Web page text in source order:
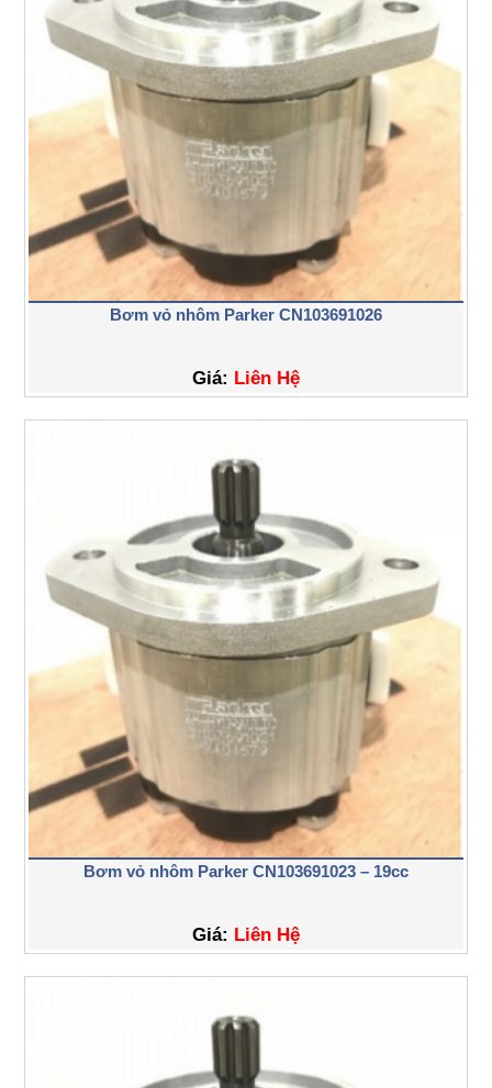
Bơm vỏ nhôm Parker CN103691026
Giá: Liên Hệ
Bơm vỏ nhôm Parker CN103691023 – 19cc
Giá: Liên Hệ